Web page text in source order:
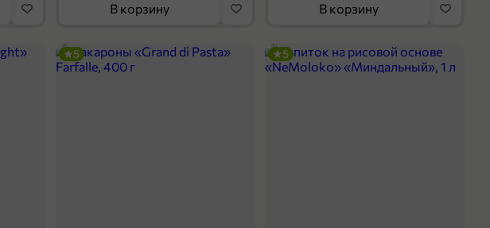
В корзину В корзину
5 5